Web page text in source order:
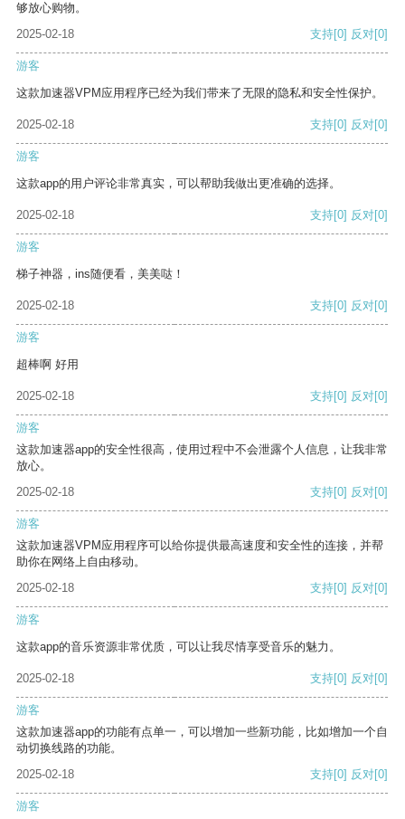
够放心购物。
2025-02-18
支持[0] 反对[0]
游客
这款加速器VPM应用程序已经为我们带来了无限的隐私和安全性保护。
2025-02-18 支持[0] 反对[0]
游客
这款app的用户评论非常真实，可以帮助我做出更准确的选择。
2025-02-18 支持[0] 反对[0]
游客
梯子神器，ins随便看，美美哒！
2025-02-18 支持[0] 反对[0]
游客
超棒啊 好用
2025-02-18 支持[0] 反对[0]
游客
这款加速器app的安全性很高，使用过程中不会泄露个人信息，让我非常
放心。
2025-02-18
支持[0] 反对[0]
游客
这款加速器VPM应用程序可以给你提供最高速度和安全性的连接，并帮
助你在网络上自由移动。
2025-02-18
支持[0] 反对[0]
游客
这款app的音乐资源非常优质，可以让我尽情享受音乐的魅力。
2025-02-18 支持[0] 反对[0]
游客
这款加速器app的功能有点单一，可以增加一些新功能，比如增加一个自
动切换线路的功能。
2025-02-18
支持[0] 反对[0]
游客